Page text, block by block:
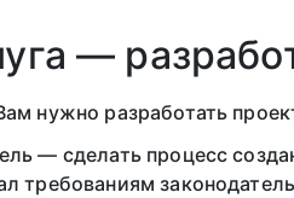
—
нужно разработать
— сделать процесс
требованиям